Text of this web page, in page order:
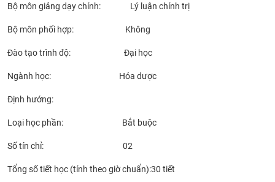
Bộ môn giảng dạy chính: Lý luận chính trị
Bộ môn phối hợp: Không
Đào tạo trình độ: Đại học
Ngành học: Hóa dược
Định hướng:
Loại học phần: Bắt buộc
Số tín chỉ: 02
Tổng số tiết học (tính theo giờ chuẩn):30 tiết